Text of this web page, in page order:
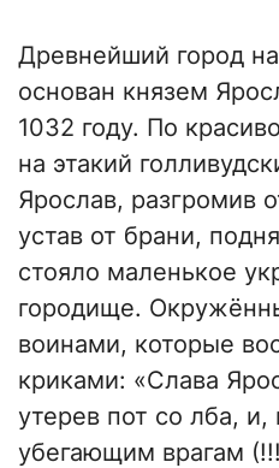
Древнейший город
основан князем
1032 году. По
на этакий
Ярослав, разгромив
устав от брани,
стояло маленькое
городище.
воинами, которые
криками: «Слава
утерев пот со лба, и,
убегающим врагам